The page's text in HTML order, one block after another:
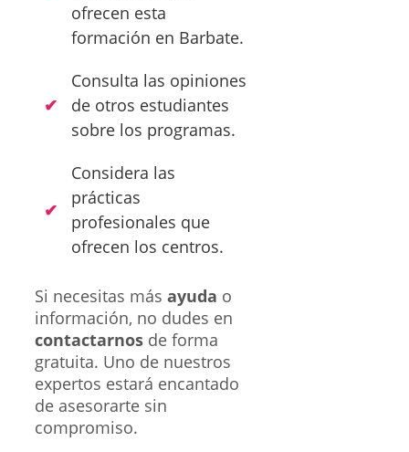
ofrecen esta
formación en Barbate.
Consulta las opiniones
de otros estudiantes
sobre los programas.
Considera las
prácticas
profesionales que
ofrecen los centros.
Si necesitas más ayuda o
información, no dudes en
contactarnos de forma
gratuita. Uno de nuestros
expertos estará encantado
de asesorarte sin
compromiso.